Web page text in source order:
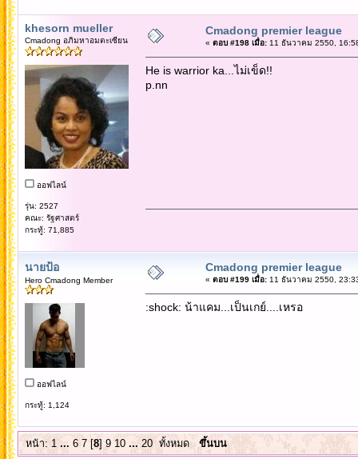
khesorn mueller
Cmadong อภิมหาอมตะเซียน
ออฟไลน์
รุ่น: 2527
คณะ: รัฐศาสตร์
กระทู้: 71,885
Cmadong premier league
« ตอบ #198 เมื่อ:11 ธันวาคม 2550,
He is warrior ka...ไม่เข็ด!!
p.nn
นายป้อ
Hero Cmadong Member
ออฟไลน์
กระทู้: 1,124
Cmadong premier league
« ตอบ #199 เมื่อ:11 ธันวาคม 2550,
:shock: น้าแคม...เป็นเกย์....เหรอ
หน้า:1 ... 6 7[8] 9 10 ...20 ทั้งหมด ขึ้นบน